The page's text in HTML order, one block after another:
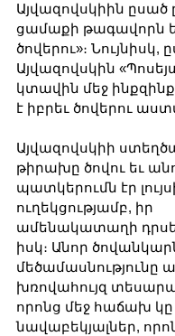
Այվազովսկիին ըսած
ցամաքի թագավորն
ծովերու»։ Նույնիսկ,
Այվազովսկին
կտավին մեջ
է իբրեւ ծովերու
Այվազովսկիի
թիրախը ծովու եւ
պատկերումն էր
ուղեկցությամբ, իր
ամենակատաղի
իսկ։ Անոր
մեծամասնությունը
խռովահույզ
որոնց մեջ հաճախ
նավաբեկյալներ,